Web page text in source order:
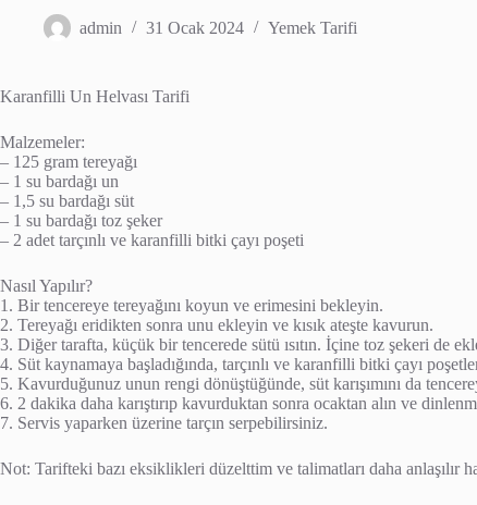
admin 31 Ocak 2024 Yemek Tarifi
Karanfilli Un Helvası Tarifi
Malzemeler:
– 125 gram tereyağı
– 1 su bardağı un
– 1,5 su bardağı süt
– 1 su bardağı toz şeker
– 2 adet tarçınlı ve karanfilli bitki çayı poşeti
Nasıl Yapılır?
1. Bir tencereye tereyağını koyun ve erimesini bekleyin.
2. Tereyağı eridikten sonra unu ekleyin ve kısık ateşte kavurun.
3. Diğer tarafta, küçük bir tencerede sütü ısıtın. İçine toz şekeri de
4. Süt kaynamaya başladığında, tarçınlı ve karanfilli bitki çayı
5. Kavurduğunuz unun rengi dönüştüğünde, süt karışımını da
6. 2 dakika daha karıştırıp kavurduktan sonra ocaktan alın ve
7. Servis yaparken üzerine tarçın serpebilirsiniz.
Not: Tarifteki bazı eksiklikleri düzelttim ve talimatları daha anlaşılır